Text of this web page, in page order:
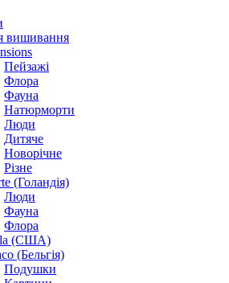
вишивання
Пейзажі
Флора
Фауна
Натюрморти
Люди
Дитяче
Новорічне
Різне
(Голандія)
Люди
Фауна
Флора
(США)
(Бельгія)
Подушки